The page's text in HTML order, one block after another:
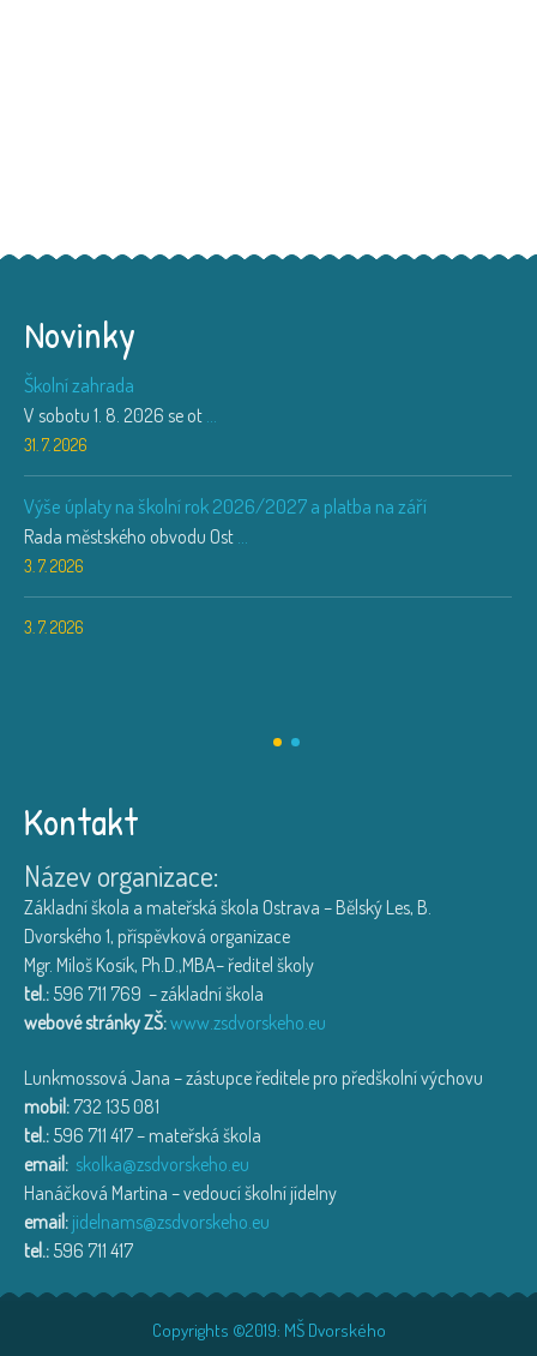
Novinky
Školní zahrada
V sobotu 1. 8. 2026 se ot ...
31. 7. 2026
Výše úplaty na školní rok 2026/2027 a platba na září
Rada městského obvodu Ost ...
3. 7. 2026
3. 7. 2026
Kontakt
Název organizace:
Základní škola a mateřská škola Ostrava – Bělský Les, B.
Dvorského 1, příspěvková organizace
Mgr. Miloš Kosík, Ph.D.,MBA– ředitel školy
tel.: 596 711 769 – základní škola
webové stránky ZŠ:www.zsdvorskeho.eu
Lunkmossová Jana – zástupce ředitele pro předškolní výchovu
mobil: 732 135 081
tel.: 596 711 417 – mateřská škola
email: skolka@zsdvorskeho.eu
Hanáčková Martina – vedoucí školní jídelny
email: jidelnams@zsdvorskeho.eu
tel.: 596 711 417
Copyrights ©2019: MŠ Dvorského